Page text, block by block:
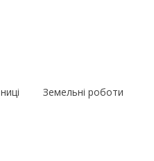
Земельні роботи